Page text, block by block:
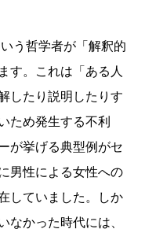
う哲学者が「解釈的
す。これは「ある人
したり説明したりす
ため発生する不利
が挙げる典型例がセ
男性による女性への
していました。しか
なかった時代には、